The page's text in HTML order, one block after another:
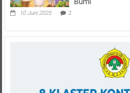
10 Juni 2025 2